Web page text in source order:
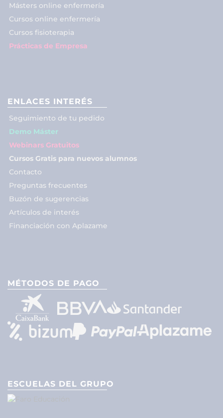
Másters online enfermería
Cursos online enfermería
Cursos fisioterapia
Prácticas de Empresa
ENLACES INTERÉS
Seguimiento de tu pedido
Demo Máster
Webinars Gratuitos
Cursos Gratis para nuevos alumnos
Contacto
Preguntas frecuentes
Buzón de sugerencias
Artículos de interés
Financiación con Aplazame
MÉTODOS DE PAGO
ESCUELAS DEL GRUPO